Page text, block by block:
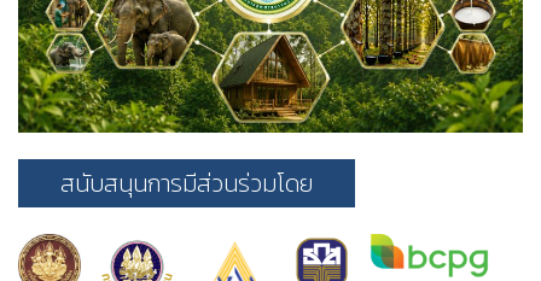
สนับสนุนการมีส่วนร่วมโดย